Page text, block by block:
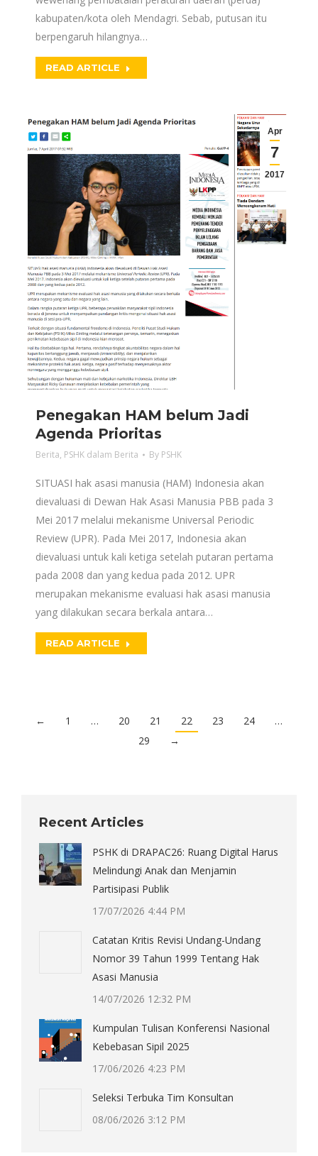
kabupaten/kota oleh Mendagri. Sebab, putusan itu
berpengaruh hilangnya…
READ ARTICLE
Apr
7
2017
Penegakan HAM belum Jadi
Agenda Prioritas
Berita, PSHK dalam Berita By PSHK
SITUASI hak asasi manusia (HAM) Indonesia akan
dievaluasi di Dewan Hak Asasi Manusia PBB pada 3
Mei 2017 melalui mekanisme Universal Periodic
Review (UPR). Pada Mei 2017, Indonesia akan
dievaluasi untuk kali ketiga setelah putaran pertama
pada 2008 dan yang kedua pada 2012. UPR
merupakan mekanisme evaluasi hak asasi manusia
yang dilakukan secara berkala antara…
READ ARTICLE
← 1 … 20 21 22 23 24
…
29
→
Recent Articles
PSHK di DRAPAC26: Ruang Digital Harus
Melindungi Anak dan Menjamin
Partisipasi Publik
17/07/2026 4:44 PM
Catatan Kritis Revisi Undang-Undang
Nomor 39 Tahun 1999 Tentang Hak
Asasi Manusia
14/07/2026 12:32 PM
Kumpulan Tulisan Konferensi Nasional
Kebebasan Sipil 2025
17/06/2026 4:23 PM
Seleksi Terbuka Tim Konsultan
08/06/2026 3:12 PM